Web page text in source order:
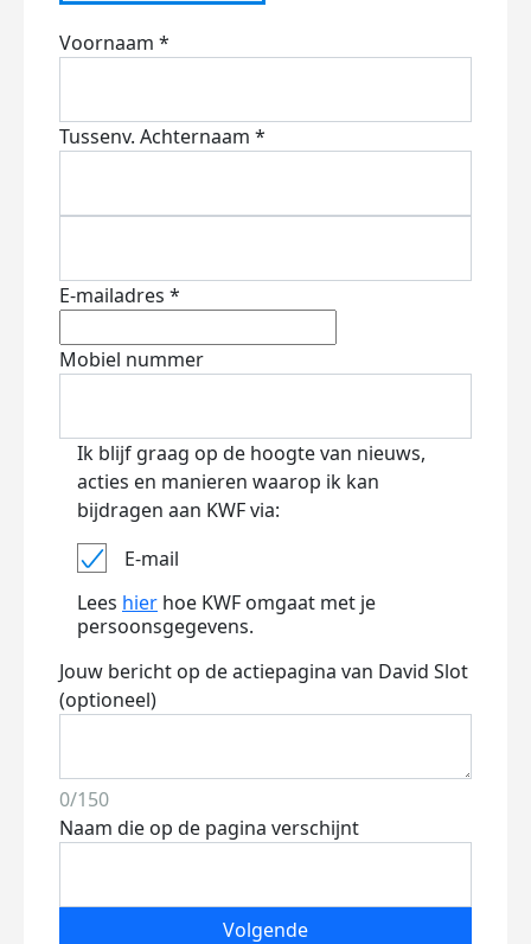
Voornaam *
Tussenv. Achternaam *
E-mailadres *
Mobiel nummer
Ik blijf graag op de hoogte van nieuws,
acties en manieren waarop ik kan
bijdragen aan KWF via:
E-mail
Lees hier hoe KWF omgaat met je
persoonsgegevens.
Jouw bericht op de actiepagina van David Slot
(optioneel)
0/150
Naam die op de pagina verschijnt
Volgende